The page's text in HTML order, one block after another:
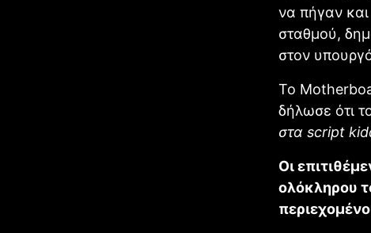
να πήγαν
σταθμού,
στον
Το
δήλωσε ότι
στα script
Οι
ολόκληρου